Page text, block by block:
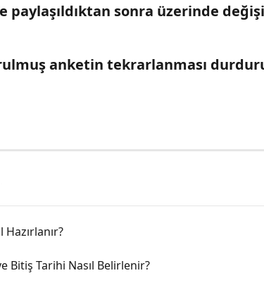
paylaşıldıktan sonra üzerinde
anketin tekrarlanması
Hazırlanır?
Bitiş Tarihi Nasıl Belirlenir?